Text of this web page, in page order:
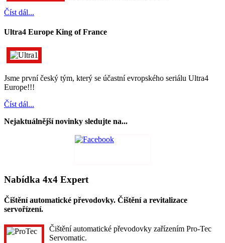
Číst dál...
Ultra4 Europe King of France
Jsme první český tým, který se účastní evropského seriálu Ultra4
Europe!!!
Číst dál...
Nejaktuálnější novinky sledujte na...
Nabídka 4x4 Expert
Čištění automatické převodovky. Čištění a revitalizace
servořízení.
Čištění automatické převodovky zařízením Pro-Tec
Servomatic.